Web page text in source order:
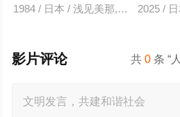
1984 / 日本 / 浅见美那,三崎奈美,深
2025 /
共0 条 “
影片评论